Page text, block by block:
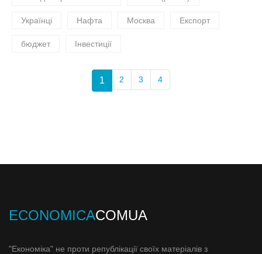
Українці Нафта Москва Експорт
бюджет Інвестиції
1 2 3 4
ECONOMICACOMUA
"Економіка" не проти републікації своїх матеріалів з